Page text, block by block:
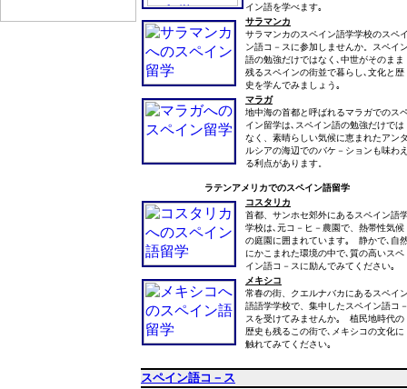
イン語を学べます｡
サラマンカ
サラマンカのスペイン語学学校のスペ
ン語コ－スに参加しませんか。スペイ
語の勉強だけではなく､中世がそのまま
残るスペインの街並で暮らし､文化と歴
史を学んでみましょう｡
マラガ
地中海の首都と呼ばれるマラガでのス
イン留学は､スペイン語の勉強だけでは
なく、素晴らしい気候に恵まれたアン
ルシアの海辺でのバケ－ションも味わ
る利点があります。
ラテンアメリカでのスペイン語留学
コスタリカ
首都、サンホセ郊外にあるスペイン語
学校は､元コ－ヒ－農園で、熱帯性気候
の庭園に囲まれています｡ 静かで､自
にかこまれた環境の中で､質の高いスペ
イン語コ－スに励んでみてください｡
メキシコ
常春の街、クエルナバカにあるスペイ
語語学学校で、集中したスペイン語コ
スを受けてみませんか｡ 植民地時代の
歴史も残るこの街で､メキシコの文化に
触れてみてください｡
スペイン語コ－ス